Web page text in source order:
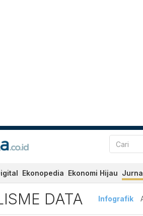
Ekonopedia Ekonomi Hijau
DATA Infografik